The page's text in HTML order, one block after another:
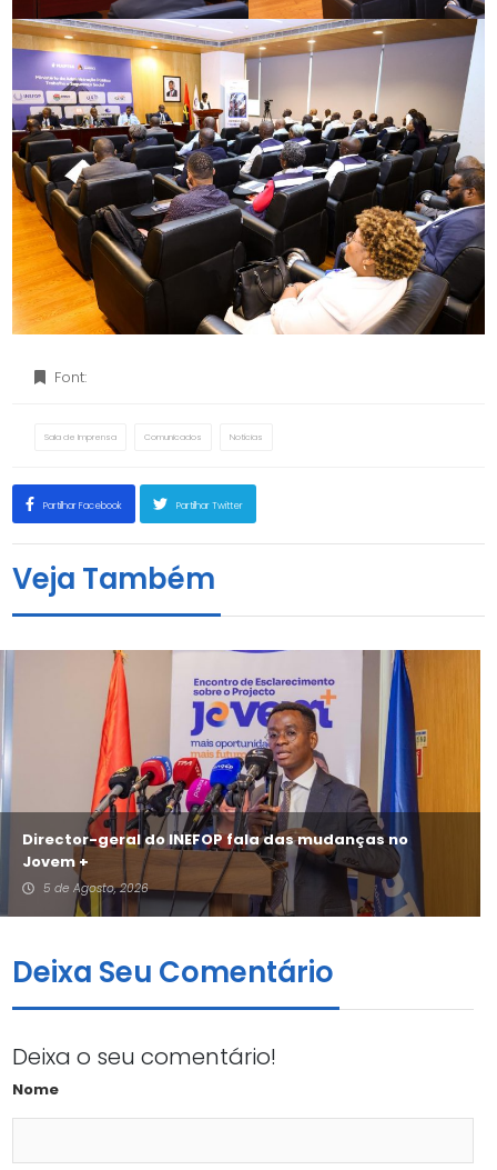
Font:
Sala de Imprensa Comunicados Notícias
Partilhar Facebook Partilhar Twitter
Veja Também
Director-geral do INEFOP fala das mudanças no
Jovem +
5 de Agosto, 2026
Deixa Seu Comentário
Deixa o seu comentário!
Nome